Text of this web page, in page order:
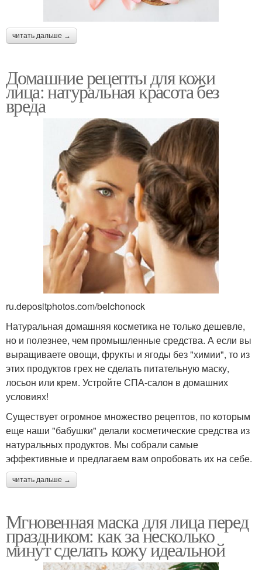
читать дальше →
Домашние рецепты для кожи
лица: натуральная красота без
вреда
ru.depositphotos.com/belchonock
Натуральная домашняя косметика не только дешевле,
но и полезнее, чем промышленные средства. А если вы
выращиваете овощи, фрукты и ягоды без "химии", то из
этих продуктов грех не сделать питательную маску,
лосьон или крем. Устройте СПА-салон в домашних
условиях!
Существует огромное множество рецептов, по которым
еще наши "бабушки" делали косметические средства из
натуральных продуктов. Мы собрали самые
эффективные и предлагаем вам опробовать их на себе.
читать дальше →
Мгновенная маска для лица перед
праздником: как за несколько
минут сделать кожу идеальной